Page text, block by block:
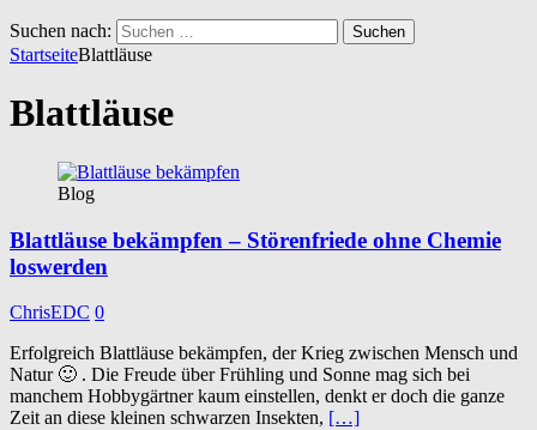
Suchen nach:
StartseiteBlattläuse
Blattläuse
Blog
Blattläuse bekämpfen – Störenfriede ohne Chemie
loswerden
ChrisEDC 0
Erfolgreich Blattläuse bekämpfen, der Krieg zwischen Mensch und
Natur 🙂 . Die Freude über Frühling und Sonne mag sich bei
manchem Hobbygärtner kaum einstellen, denkt er doch die ganze
Zeit an diese kleinen schwarzen Insekten, […]